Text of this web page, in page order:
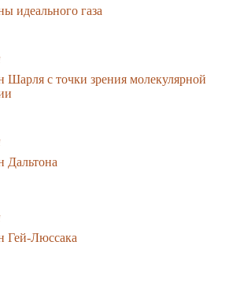
идеального газа
Шарля с точки зрения молекулярной
Дальтона
Гей-Люссака